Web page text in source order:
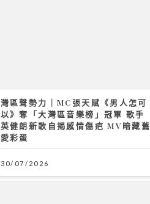
灣區聲勢力｜MC張天賦《男人怎可
以》奪「大灣區音樂榜」冠軍 歌手
英健朗新歌自揭感情傷疤 MV暗藏舊
愛彩蛋
30/07/2026